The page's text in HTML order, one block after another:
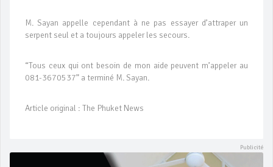
M. Sayan appelle cependant à ne pas essayer d’attraper un
serpent seul et a toujours appeler les secours.
“Tous ceux qui ont besoin de mon aide peuvent m’appeler au
081-3670537” a terminé M. Sayan.
Article original : The Phuket News